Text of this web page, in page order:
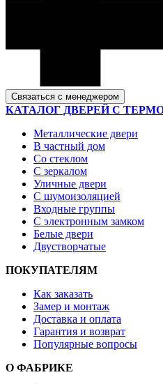
Связаться с менеджером
КАТАЛОГ ДВЕРЕЙ С
Металлические двери
В частный дом
Со стеклом
С зеркалом
Уличные двери
С шумоизоляцией
Входные группы
С электронным замком
Белые двери
Двустворчатые
ПОКУПАТЕЛЯМ
Как заказать
Замер и монтаж
Доставка и оплата
Гарантия и возврат
Популярные вопросы
О ФАБРИКЕ